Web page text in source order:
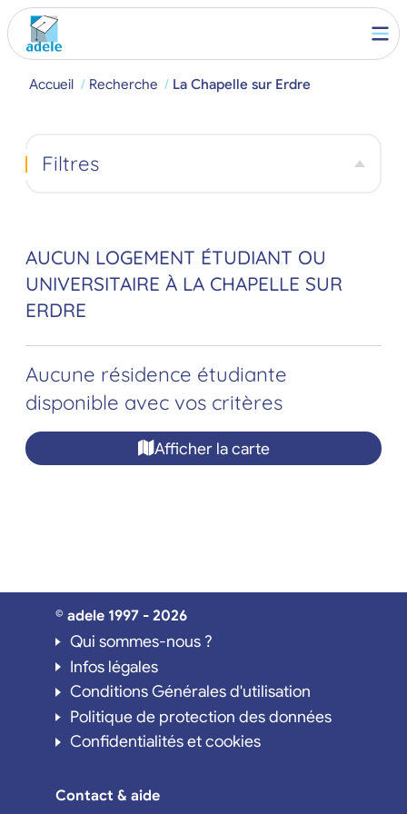
Accueil Recherche La Chapelle sur Erdre
AUCUN LOGEMENT ÉTUDIANT OU
UNIVERSITAIRE À LA CHAPELLE SUR
ERDRE
Aucune résidence étudiante
disponible avec vos critères
Afficher la carte
Filtres
© adele 1997 - 2026
Qui sommes-nous ?
Infos légales
Conditions Générales d'utilisation
Politique de protection des données
Confidentialités et cookies
Contact & aide